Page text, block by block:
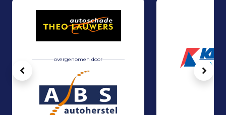
overgenomen door
Vorige